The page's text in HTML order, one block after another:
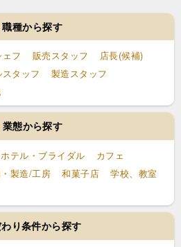
職種から探す
ェフ 販売スタッフ
店長(候補)
タッフ
製造スタッフ
業態から探す
ホテル・ブライダル
カフェ
製造/工房 和菓子店
学校、教室
り条件から探す